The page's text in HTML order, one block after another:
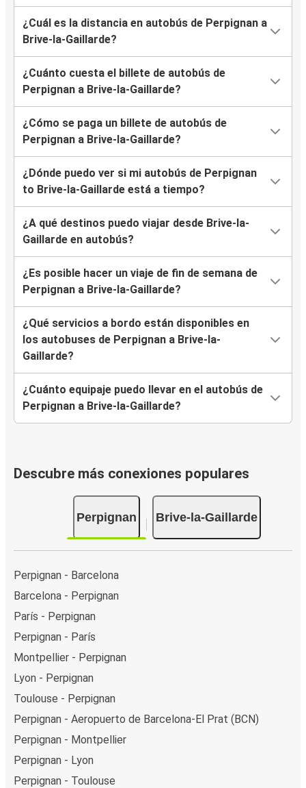
¿Cuál es la distancia en autobús de Perpignan a
Brive-la-Gaillarde?
¿Cuánto cuesta el billete de autobús de
Perpignan a Brive-la-Gaillarde?
¿Cómo se paga un billete de autobús de
Perpignan a Brive-la-Gaillarde?
¿Dónde puedo ver si mi autobús de Perpignan
to Brive-la-Gaillarde está a tiempo?
¿A qué destinos puedo viajar desde Brive-la-
Gaillarde en autobús?
¿Es posible hacer un viaje de fin de semana de
Perpignan a Brive-la-Gaillarde?
¿Qué servicios a bordo están disponibles en
los autobuses de Perpignan a Brive-la-
Gaillarde?
¿Cuánto equipaje puedo llevar en el autobús de
Perpignan a Brive-la-Gaillarde?
Descubre más conexiones populares
Perpignan Brive-la-Gaillarde
Perpignan - Barcelona
Barcelona - Perpignan
París - Perpignan
Perpignan - París
Montpellier - Perpignan
Lyon - Perpignan
Toulouse - Perpignan
Perpignan - Aeropuerto de Barcelona-El Prat (BCN)
Perpignan - Montpellier
Perpignan - Lyon
Perpignan - Toulouse